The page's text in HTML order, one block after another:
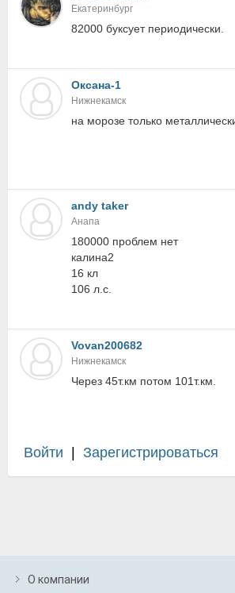
Екатеринбург
82000 буксует периодически.
Оксана-1
Нижнекамск
на морозе только
andy taker
Анапа
180000 проблем нет
калина2
16 кл
106 л.с.
Vovan200682
Нижнекамск
Через 45т.км потом 101т.км.
Войти Зарегистрироваться
О компании